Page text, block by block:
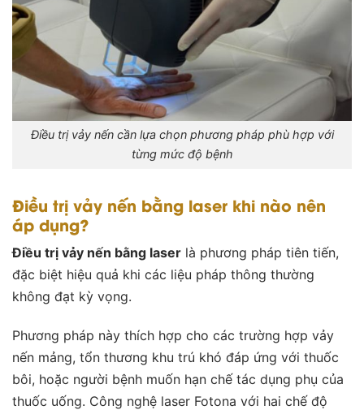
Điều trị vảy nến cần lựa chọn phương pháp phù hợp với
từng mức độ bệnh
Điều trị vảy nến bằng laser khi nào nên
áp dụng?
Điều trị vảy nến bằng laser là phương pháp tiên tiến,
đặc biệt hiệu quả khi các liệu pháp thông thường
không đạt kỳ vọng.
Phương pháp này thích hợp cho các trường hợp vảy
nến mảng, tổn thương khu trú khó đáp ứng với thuốc
bôi, hoặc người bệnh muốn hạn chế tác dụng phụ của
thuốc uống. Công nghệ laser Fotona với hai chế độ